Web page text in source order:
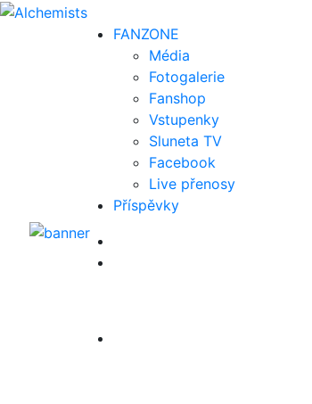
FANZONE
Média
Fotogalerie
Fanshop
Vstupenky
Sluneta TV
Facebook
Live přenosy
Příspěvky